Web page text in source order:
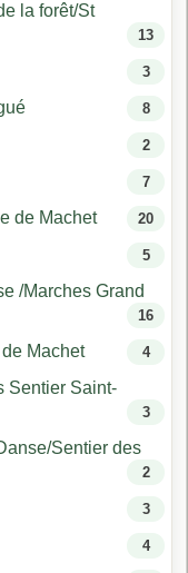
la forêt/St
13
3
8
2
7
de Machet 20
5
/Marches Grand
16
Machet 4
Sentier Saint-
3
Sentier des
2
3
4